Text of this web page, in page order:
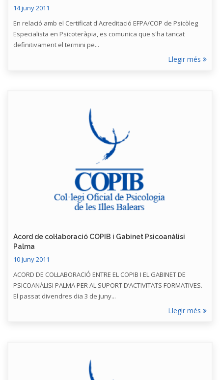
14 juny 2011
En relació amb el Certificat d'Acreditació EFPA/COP de Psicòleg
Especialista en Psicoteràpia, es comunica que s'ha tancat
definitivament el termini pe...
Llegir més
Acord de col·laboració COPIB i Gabinet Psicoanàlisi
Palma
10 juny 2011
ACORD DE COL·LABORACIÓ ENTRE EL COPIB I EL GABINET DE
PSICOANÀLISI PALMA PER AL SUPORT D’ACTIVITATS FORMATIVES.
El passat divendres dia 3 de juny...
Llegir més